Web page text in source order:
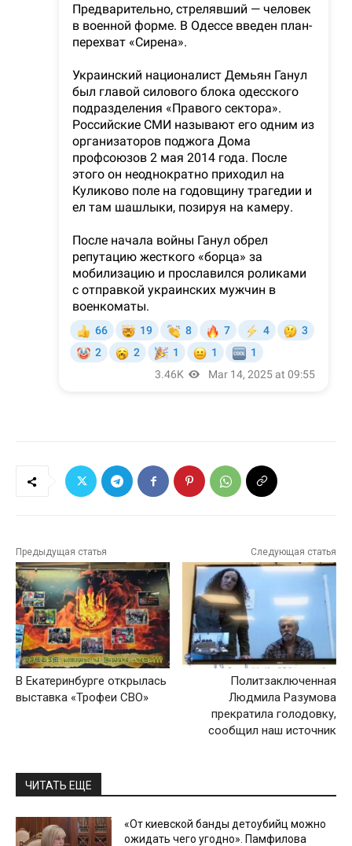
Предыдущая статья
В Екатеринбурге открылась
выставка «Трофеи СВО»
Следующая статья
Политзаключенная
Людмила Разумова
прекратила голодовку,
сообщил наш источник
ЧИТАТЬ ЕЩЕ
«От киевской банды детоубийц можно
ожидать чего угодно». Памфилова